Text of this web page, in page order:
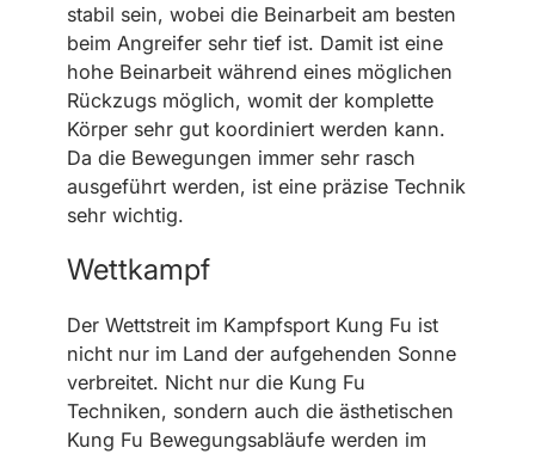
stabil sein, wobei die Beinarbeit am besten
beim Angreifer sehr tief ist. Damit ist eine
hohe Beinarbeit während eines möglichen
Rückzugs möglich, womit der komplette
Körper sehr gut koordiniert werden kann.
Da die Bewegungen immer sehr rasch
ausgeführt werden, ist eine präzise Technik
sehr wichtig.
Wettkampf
Der Wettstreit im Kampfsport Kung Fu ist
nicht nur im Land der aufgehenden Sonne
verbreitet. Nicht nur die Kung Fu
Techniken, sondern auch die ästhetischen
Kung Fu Bewegungsabläufe werden im